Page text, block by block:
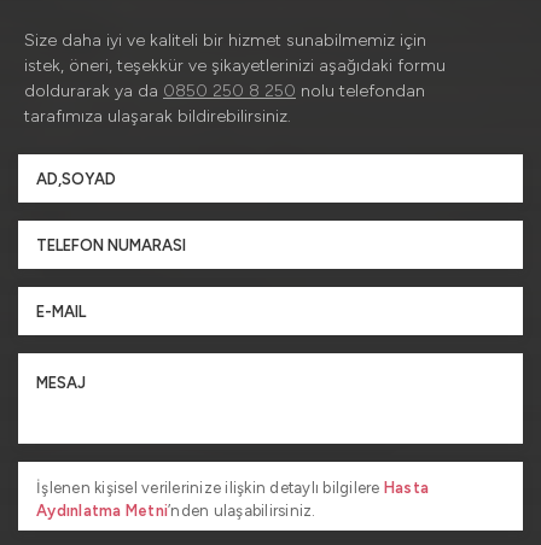
Size daha iyi ve kaliteli bir hizmet sunabilmemiz için
istek, öneri, teşekkür ve şikayetlerinizi aşağıdaki formu
doldurarak ya da 0850 250 8 250 nolu telefondan
tarafımıza ulaşarak bildirebilirsiniz.
İşlenen kişisel verilerinize ilişkin detaylı bilgilere Hasta
Aydınlatma Metni’nden ulaşabilirsiniz.